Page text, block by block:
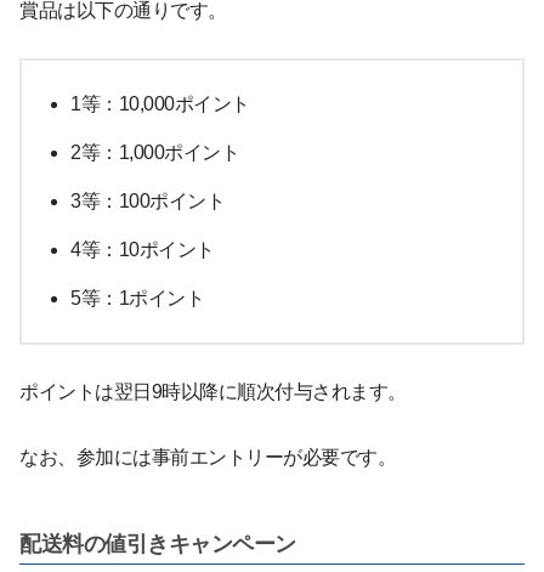
賞品は以下の通りです。
1等：10,000ポイント
2等：1,000ポイント
3等：100ポイント
4等：10ポイント
5等：1ポイント
ポイントは翌日9時以降に順次付与されます。
なお、参加には事前エントリーが必要です。
配送料の値引きキャンペーン